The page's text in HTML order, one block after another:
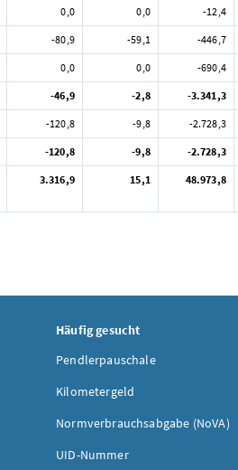
0,0 0,0 -12,4
-80,9 -59,1 -446,7
0,0 0,0 -690,4
-46,9 -2,8 -3.341,3
-120,8 -9,8 -2.728,3
-120,8 -9,8 -2.728,3
3.316,9 15,1 48.973,8
Häufig gesucht
Pendlerpauschale
Kilometergeld
Normverbrauchsabgabe (NoVA)
UID-Nummer